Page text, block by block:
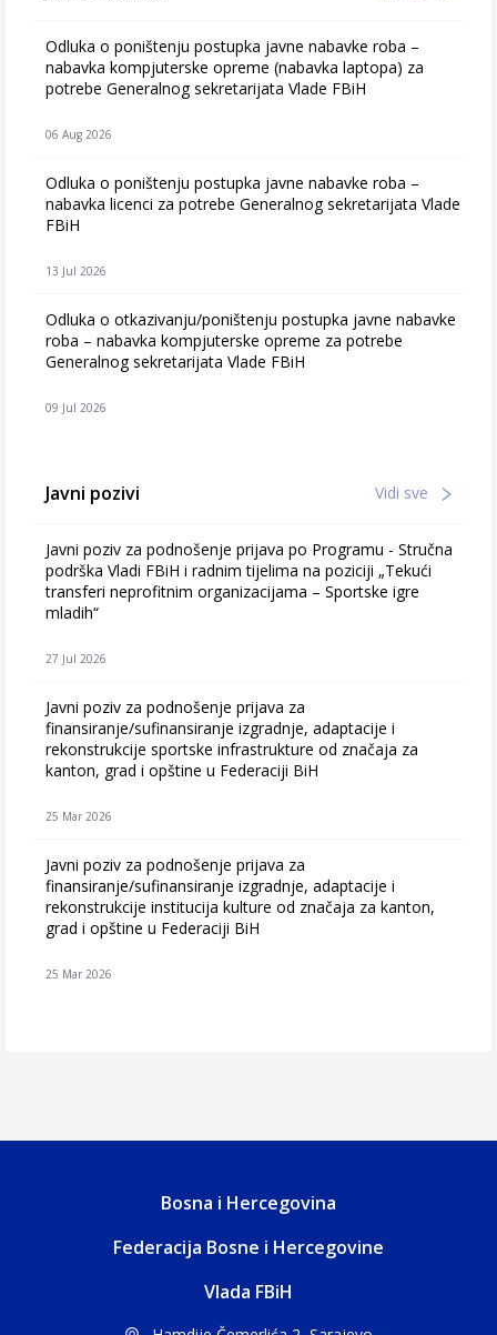
Odluka o poništenju postupka javne nabavke roba –
nabavka kompjuterske opreme (nabavka laptopa) za
potrebe Generalnog sekretarijata Vlade FBiH
06 Aug 2026
Odluka o poništenju postupka javne nabavke roba –
nabavka licenci za potrebe Generalnog sekretarijata Vlade
FBiH
13 Jul 2026
Odluka o otkazivanju/poništenju postupka javne nabavke
roba – nabavka kompjuterske opreme za potrebe
Generalnog sekretarijata Vlade FBiH
09 Jul 2026
Javni pozivi Vidi sve
Javni poziv za podnošenje prijava po Programu - Stručna
podrška Vladi FBiH i radnim tijelima na poziciji „Tekući
transferi neprofitnim organizacijama – Sportske igre
mladih“
27 Jul 2026
Javni poziv za podnošenje prijava za
finansiranje/sufinansiranje izgradnje, adaptacije i
rekonstrukcije sportske infrastrukture od značaja za
kanton, grad i opštine u Federaciji BiH
25 Mar 2026
Javni poziv za podnošenje prijava za
finansiranje/sufinansiranje izgradnje, adaptacije i
rekonstrukcije institucija kulture od značaja za kanton,
grad i opštine u Federaciji BiH
25 Mar 2026
Bosna i Hercegovina
Federacija Bosne i Hercegovine
Vlada FBiH